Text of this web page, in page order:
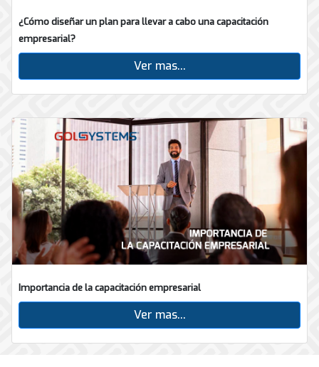
¿Cómo diseñar un plan para llevar a cabo una capacitación
empresarial?
Ver mas...
Importancia de la capacitación empresarial
Ver mas...